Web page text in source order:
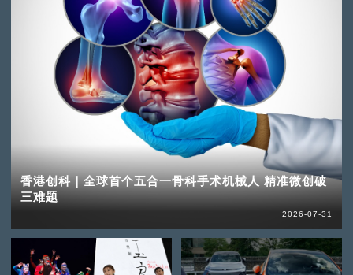
香港创科｜全球首个五合一骨科手术机械人 精准微创破
三难题
2026-07-31